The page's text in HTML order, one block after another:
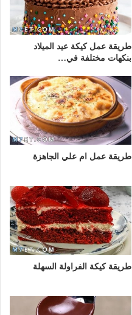
طريقة عمل كيكة عيد الميلاد
بنكهات مختلفة في…
طريقة عمل ام علي الجاهزة
طريقة كيكة الفراولة السهلة